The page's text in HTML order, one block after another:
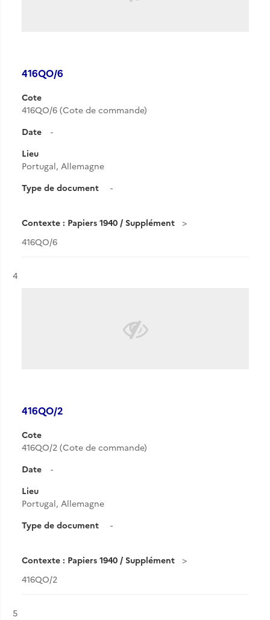
416QO/6
Cote
416QO/6 (Cote de commande)
Date
-
Lieu
Portugal, Allemagne
Type de document
-
Contexte : Papiers 1940 / Supplément
416QO/6
Résultat n°
4
416QO/2
Cote
416QO/2 (Cote de commande)
Date
-
Lieu
Portugal, Allemagne
Type de document
-
Contexte : Papiers 1940 / Supplément
416QO/2
Résultat n°
5